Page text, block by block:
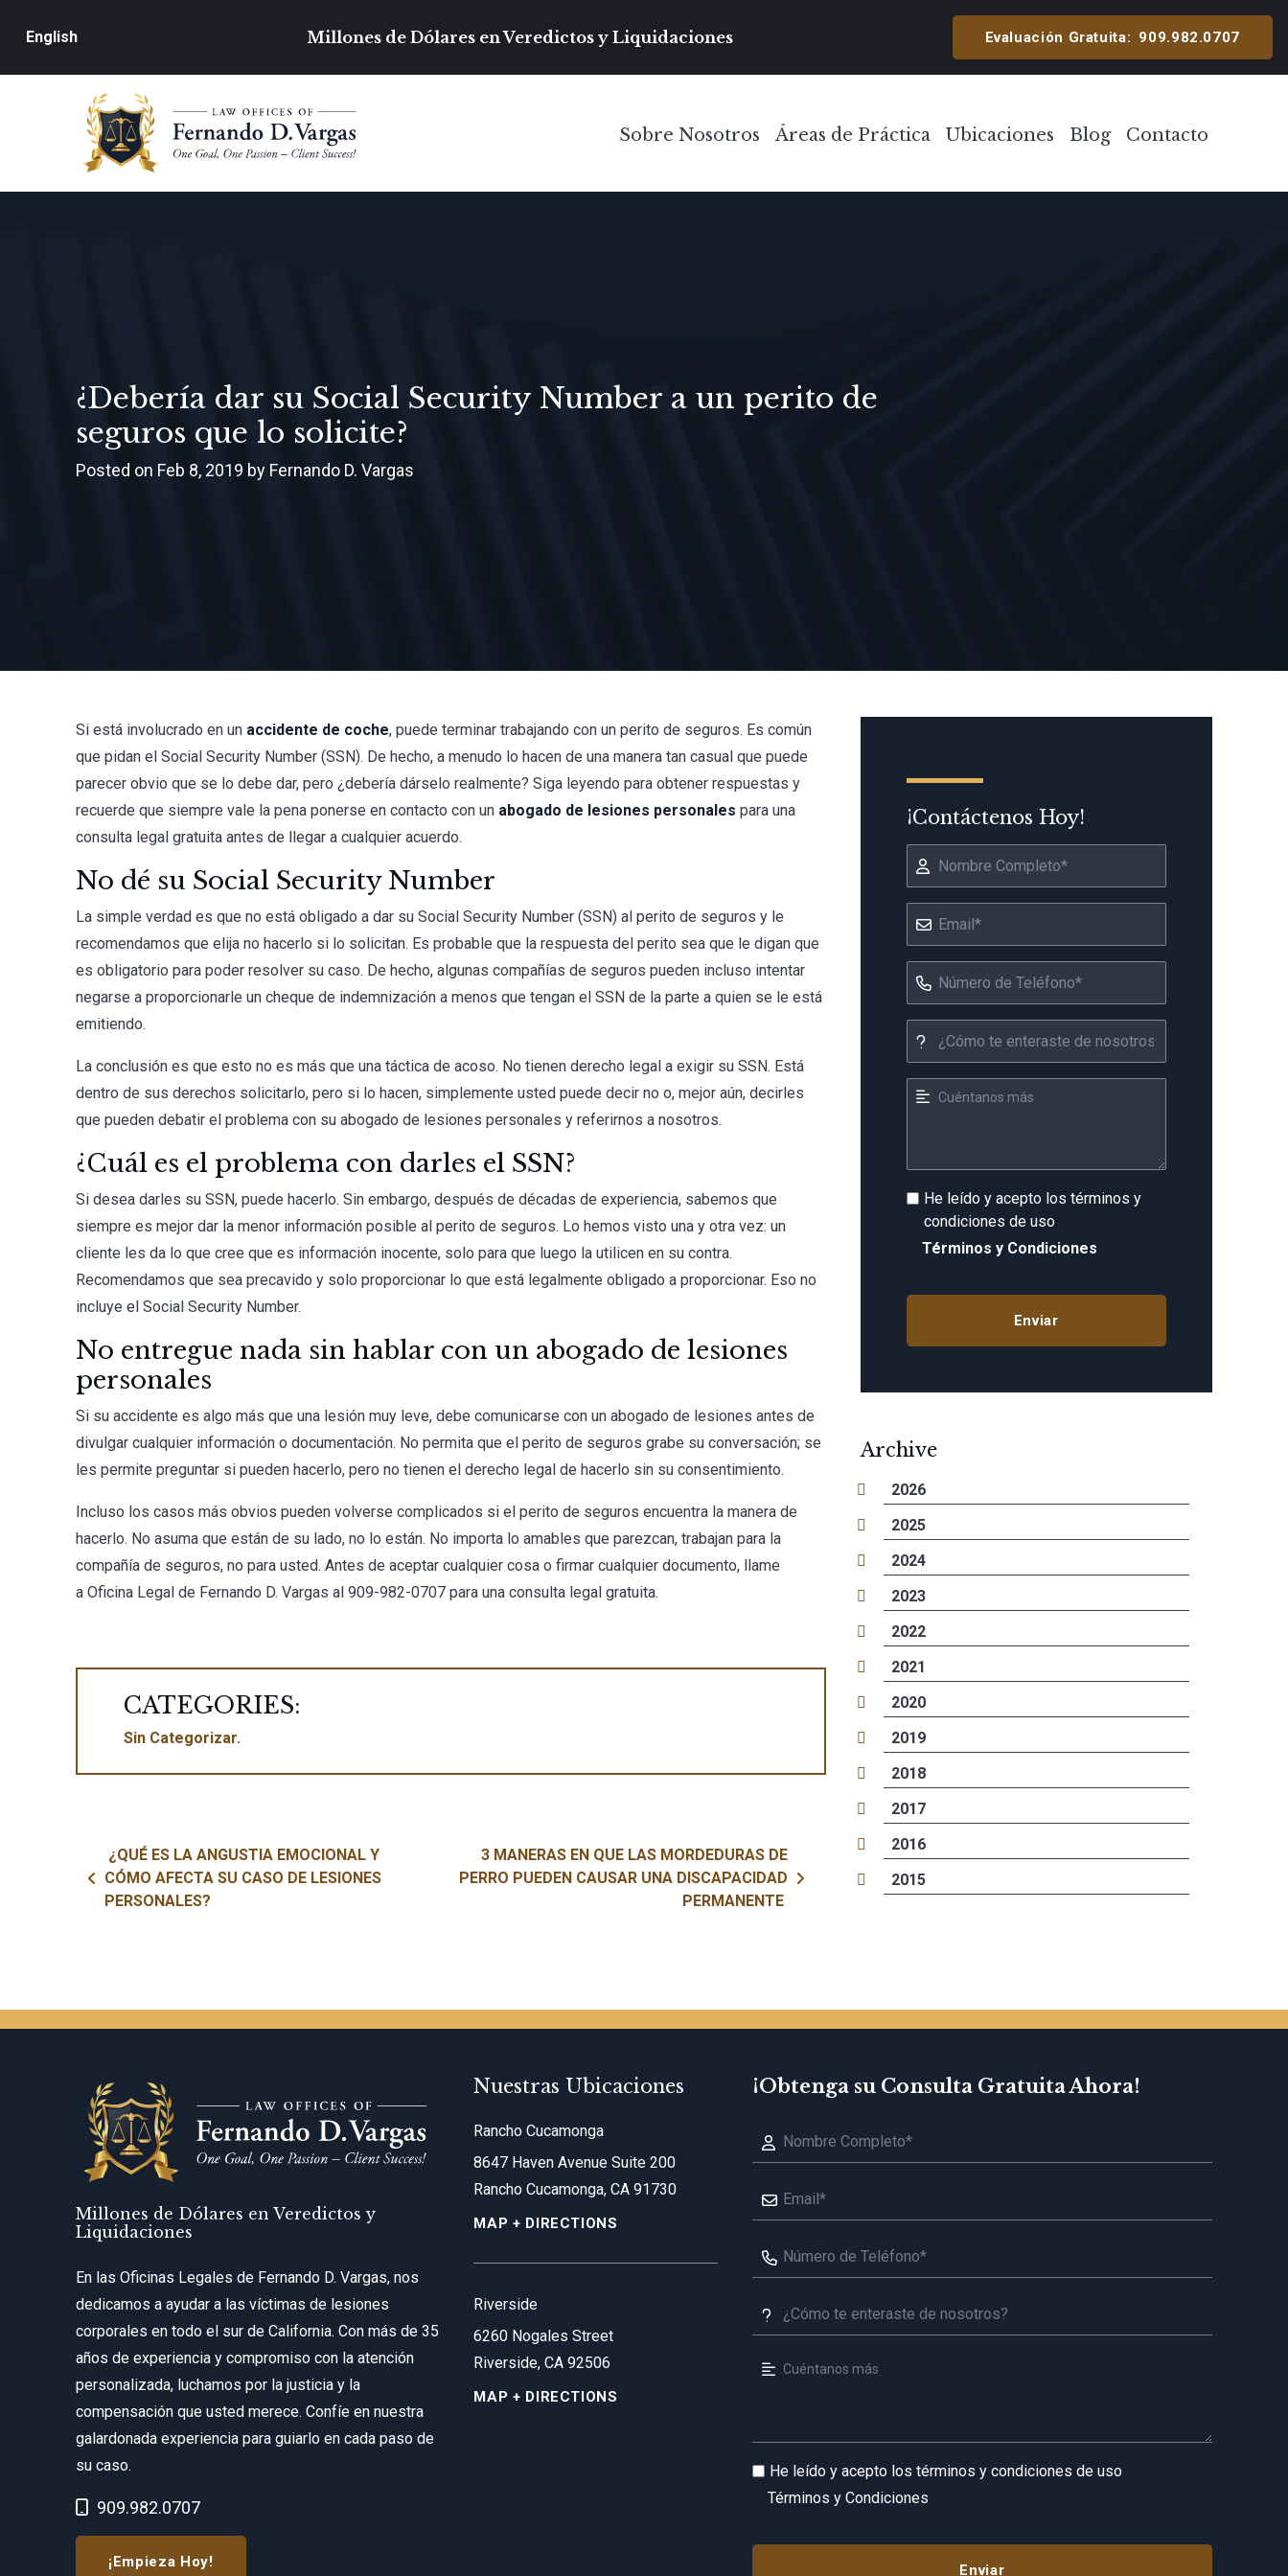
English Millones de Dólares en Veredictos y Liquidaciones Evaluación Gratuita: 909.982.0707
Sobre Nosotros Toggle Menu
Áreas de Práctica Toggle Menu
Ubicaciones Toggle Menu
Blog Contacto
¿Debería dar su Social Security Number a un perito de
seguros que lo solicite?
Posted on Feb 8, 2019 by Fernando D. Vargas
Si está involucrado en un accidente de coche, puede terminar trabajando con un perito de seguros. Es común
que pidan el Social Security Number (SSN). De hecho, a menudo lo hacen de una manera tan casual que puede
parecer obvio que se lo debe dar, pero ¿debería dárselo realmente? Siga leyendo para obtener respuestas y
recuerde que siempre vale la pena ponerse en contacto con un abogado de lesiones personales para una
consulta legal gratuita antes de llegar a cualquier acuerdo.
No dé su Social Security Number
La simple verdad es que no está obligado a dar su Social Security Number (SSN) al perito de seguros y le
recomendamos que elija no hacerlo si lo solicitan. Es probable que la respuesta del perito sea que le digan que
es obligatorio para poder resolver su caso. De hecho, algunas compañías de seguros pueden incluso intentar
negarse a proporcionarle un cheque de indemnización a menos que tengan el SSN de la parte a quien se le está
emitiendo.
La conclusión es que esto no es más que una táctica de acoso. No tienen derecho legal a exigir su SSN. Está
dentro de sus derechos solicitarlo, pero si lo hacen, simplemente usted puede decir no o, mejor aún, decirles
que pueden debatir el problema con su abogado de lesiones personales y referirnos a nosotros.
¿Cuál es el problema con darles el SSN?
Si desea darles su SSN, puede hacerlo. Sin embargo, después de décadas de experiencia, sabemos que
siempre es mejor dar la menor información posible al perito de seguros. Lo hemos visto una y otra vez: un
cliente les da lo que cree que es información inocente, solo para que luego la utilicen en su contra.
Recomendamos que sea precavido y solo proporcionar lo que está legalmente obligado a proporcionar. Eso no
incluye el Social Security Number.
No entregue nada sin hablar con un abogado de lesiones
personales
Si su accidente es algo más que una lesión muy leve, debe comunicarse con un abogado de lesiones antes de
divulgar cualquier información o documentación. No permita que el perito de seguros grabe su conversación; se
les permite preguntar si pueden hacerlo, pero no tienen el derecho legal de hacerlo sin su consentimiento.
Incluso los casos más obvios pueden volverse complicados si el perito de seguros encuentra la manera de
hacerlo. No asuma que están de su lado, no lo están. No importa lo amables que parezcan, trabajan para la
compañía de seguros, no para usted. Antes de aceptar cualquier cosa o firmar cualquier documento, llame
aOficina Legal de Fernando D. Vargas al909-982-0707 para una consulta legal gratuita.
CATEGORIES:
Sin Categorizar
Navegación de entradas
¿QUÉ ES LA ANGUSTIA EMOCIONAL Y
CÓMO AFECTA SU CASO DE LESIONES
PERSONALES?
3 MANERAS EN QUE LAS MORDEDURAS DE
PERRO PUEDEN CAUSAR UNA DISCAPACIDAD
PERMANENTE
¡Contáctenos Hoy!
He leído y acepto los términos y
condiciones de uso
Términos y Condiciones
Archive
2026
2025
2024
2023
2022
2021
2020
2019
2018
2017
2016
2015
Millones de Dólares en Veredictos y
Liquidaciones
En las Oficinas Legales de Fernando D. Vargas, nos
dedicamos a ayudar a las víctimas de lesiones
corporales en todo el sur de California. Con más de 35
años de experiencia y compromiso con la atención
personalizada, luchamos por la justicia y la
compensación que usted merece. Confíe en nuestra
galardonada experiencia para guiarlo en cada paso de
su caso.
Call Now at
909.982.0707
¡Empieza Hoy!
Nuestras Ubicaciones
Rancho Cucamonga
8647 Haven Avenue Suite 200
Rancho Cucamonga, CA 91730
MAP + DIRECTIONS
Riverside
6260 Nogales Street
Riverside, CA 92506
MAP + DIRECTIONS
¡Obtenga su Consulta Gratuita Ahora!
He leído y acepto los términos y condiciones de uso
Términos y Condiciones